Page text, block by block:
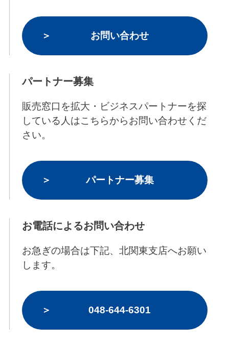
お問い合わせ
パートナー募集
販売窓口を拡大・ビジネスパートナーを探
している人はこちらからお問い合わせくだ
さい。
パートナー募集
お電話によるお問い合わせ
お急ぎの場合は下記、北関東支店へお願い
します。
048-644-6301